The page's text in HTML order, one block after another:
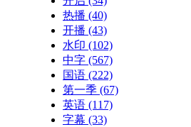
热播 (40)
开播 (43)
水印 (102)
中字 (567)
国语 (222)
第一季 (67)
英语 (117)
字幕 (33)